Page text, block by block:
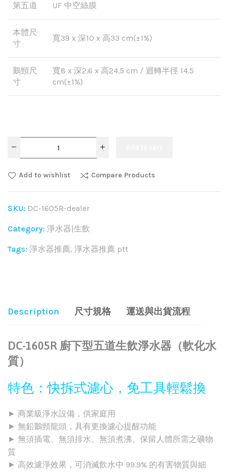
第五道 UF 中空絲膜
本體尺
寸
寬39 x 深10 x 高33 cm(±1%)
鵝頸尺
寸
寬8 x 深2.6 x 高24.5 cm / 迴轉半徑 14.5
cm(±1%)
Add to wishlist Compare Products
SKU: DC-1605R-dealer
Category: 淨水器|生飲
Tags: 淨水器推薦, 淨水器推薦 ptt
Description 尺寸規格 運送與出貨流程
DC-1605R 廚下型五道生飲淨水器（軟化水
質）
特色：快拆式濾心，免工具輕鬆換
► 商業級淨水設備，供家庭用
► 無鉛鵝頸龍頭，具有更換濾心提醒功能
► 無須插電、無須排水、無須煮沸、保留人體所需之礦物
質
► 高效濾淨效果，可消滅飲水中 99.9% 的有害物質與細